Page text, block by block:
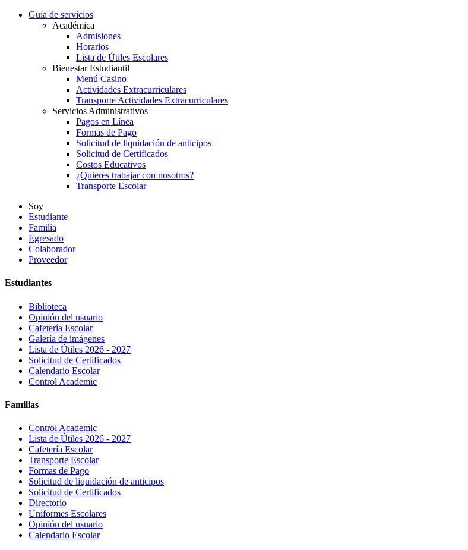
Guía de servicios
Académica
Admisiones
Horarios
Lista de Útiles Escolares
Bienestar Estudiantil
Menú Casino
Actividades Extracurriculares
Transporte Actividades Extracurriculares
Servicios Administrativos
Pagos en Línea
Formas de Pago
Solicitud de liquidación de anticipos
Solicitud de Certificados
Costos Educativos
¿Quieres trabajar con nosotros?
Transporte Escolar
Soy
Estudiante
Familia
Egresado
Colaborador
Proveedor
Estudiantes
Biblioteca
Opinión del usuario
Cafetería Escolar
Galería de imágenes
Lista de Útiles 2026 - 2027
Solicitud de Certificados
Calendario Escolar
Control Academic
Familias
Control Academic
Lista de Útiles 2026 - 2027
Cafetería Escolar
Transporte Escolar
Formas de Pago
Solicitud de liquidación de anticipos
Solicitud de Certificados
Directorio
Uniformes Escolares
Opinión del usuario
Calendario Escolar